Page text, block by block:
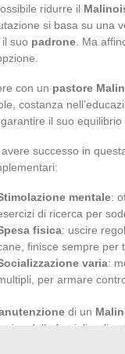
ridurre il
si basa su una
suo padrone . Ma
con un pastore
costanza
il suo equilibrio
avere successo in
mentale:
di ricerca per
fisica: uscire
finisce sempre per
varia:
per armare
di un
della famiglia, di